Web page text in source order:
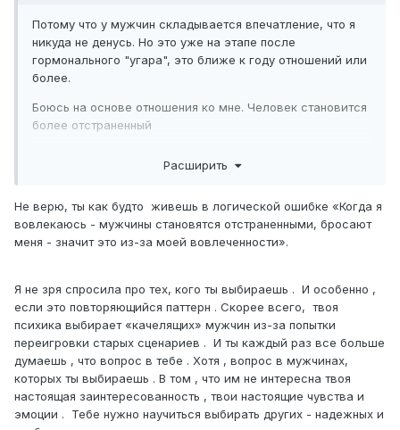
Потому что у мужчин складывается впечатление, что я
никуда не денусь. Но это уже на этапе после
гормонального "угара", это ближе к году отношений или
более.
Боюсь на основе отношения ко мне. Человек становится
более отстраненный
со мной что-то не так. В основном инициаторы
Когда у меня появляется вовлеченность, я дорожу
человеком. Да, где-то тревожусь, если меняется график
нравится в поведении мужчины, когда я это
проговариваю ему, чувствую свою навязчивость. Но это
не нудные беседы, это как факт. Не скрою, и
присутствует страх быть брошенной. И я говорила уже,
как правило "бросают" меня. Я тоже была инициатором.
Но это когда уже я долго терпела то, что мне не
нравилось, разговоры не помогали. Просто мне не
понятно, где я что-то упускаю, если до этого было
Расширить
Не верю, ты как будто живешь в логической ошибке «Когда я
вовлекаюсь - мужчины становятся отстраненными, бросают
меня - значит это из-за моей вовлеченности».
Я не зря спросила про тех, кого ты выбираешь . И особенно ,
если это повторяющийся паттерн . Скорее всего, твоя
психика выбирает «качелящих» мужчин из-за попытки
переигровки старых сценариев . И ты каждый раз все больше
думаешь , что вопрос в тебе . Хотя , вопрос в мужчинах,
которых ты выбираешь . В том , что им не интересна твоя
настоящая заинтересованность , твои настоящие чувства и
эмоции . Тебе нужно научиться выбирать других - надежных и